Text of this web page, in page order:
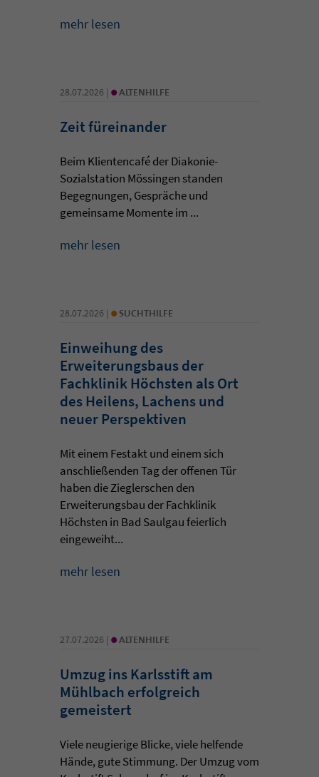
mehr lesen
28.07.2026 | • ALTENHILFE
Zeit füreinander
Beim Klientencafé der Diakonie-
Sozialstation Mössingen standen
Begegnungen, Gespräche und
gemeinsame Momente im ...
mehr lesen
28.07.2026 | • SUCHTHILFE
Einweihung des
Erweiterungsbaus der
Fachklinik Höchsten als Ort
des Heilens, Lachens und
neuer Perspektiven
Mit einem Festakt und einem sich
anschließenden Tag der offenen Tür
haben die Zieglerschen den
Erweiterungsbau der Fachklinik
Höchsten in Bad Saulgau feierlich
eingeweiht...
mehr lesen
27.07.2026 | • ALTENHILFE
Umzug ins Karlsstift am
Mühlbach erfolgreich
gemeistert
Viele neugierige Blicke, viele helfende
Hände, gute Stimmung. Der Umzug vom